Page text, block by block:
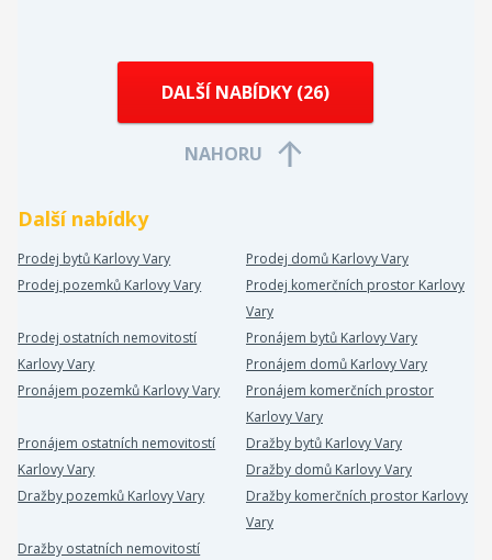
DALŠÍ NABÍDKY (26)
NAHORU
Další nabídky
Prodej bytů Karlovy Vary
Prodej domů Karlovy Vary
Prodej pozemků Karlovy Vary
Prodej komerčních prostor Karlovy
Vary
Prodej ostatních nemovitostí
Karlovy Vary
Pronájem bytů Karlovy Vary
Pronájem domů Karlovy Vary
Pronájem pozemků Karlovy Vary
Pronájem komerčních prostor
Karlovy Vary
Pronájem ostatních nemovitostí
Karlovy Vary
Dražby bytů Karlovy Vary
Dražby domů Karlovy Vary
Dražby pozemků Karlovy Vary
Dražby komerčních prostor Karlovy
Vary
Dražby ostatních nemovitostí